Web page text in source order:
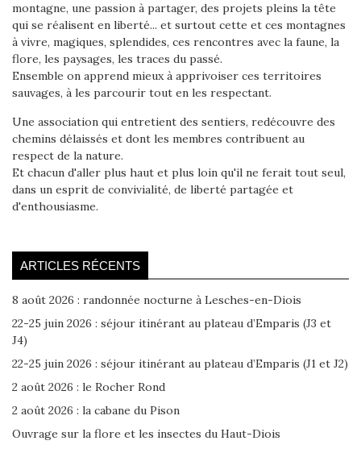
montagne, une passion à partager, des projets pleins la tête
qui se réalisent en liberté... et surtout cette et ces montagnes
à vivre, magiques, splendides, ces rencontres avec la faune, la
flore, les paysages, les traces du passé.
Ensemble on apprend mieux à apprivoiser ces territoires
sauvages, à les parcourir tout en les respectant.
Une association qui entretient des sentiers, redécouvre des
chemins délaissés et dont les membres contribuent au
respect de la nature.
Et chacun d'aller plus haut et plus loin qu'il ne ferait tout seul,
dans un esprit de convivialité, de liberté partagée et
d'enthousiasme.
ARTICLES RÉCENTS
8 août 2026 : randonnée nocturne à Lesches-en-Diois
22-25 juin 2026 : séjour itinérant au plateau d’Emparis (J3 et
J4)
22-25 juin 2026 : séjour itinérant au plateau d’Emparis (J1 et J2)
2 août 2026 : le Rocher Rond
2 août 2026 : la cabane du Pison
Ouvrage sur la flore et les insectes du Haut-Diois